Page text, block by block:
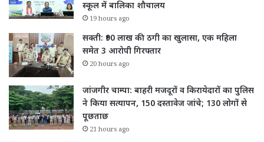
स्कूल में बालिका शौचालय
19 hours ago
सक्ती: ₹90 लाख की ठगी का खुलासा, एक महिला
समेत 3 आरोपी गिरफ्तार
20 hours ago
जांजगीर चाम्पा: बाहरी मजदूरों व किरायेदारों का पुलिस
ने किया सत्यापन, 150 दस्तावेज जांचे; 130 लोगों से
पूछताछ
21 hours ago